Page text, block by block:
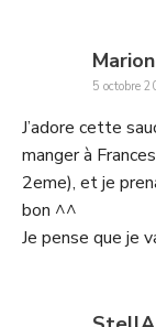
Marion
5 octobre
J’adore cette
manger à
2eme), et je
bon ^^
Je pense que je